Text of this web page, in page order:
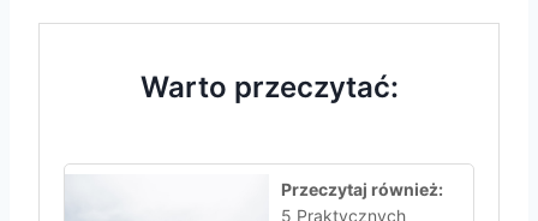
Warto przeczytać:
Przeczytaj również:
5 Praktycznych